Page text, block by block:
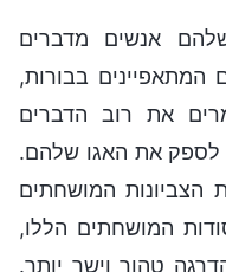
אנשים מדברים
המתאפיינים בבורות,
את רוב הדברים
לספק את האגו שלהם.
המושחתים
המושחתים הללו,
טהור וישר יותר.